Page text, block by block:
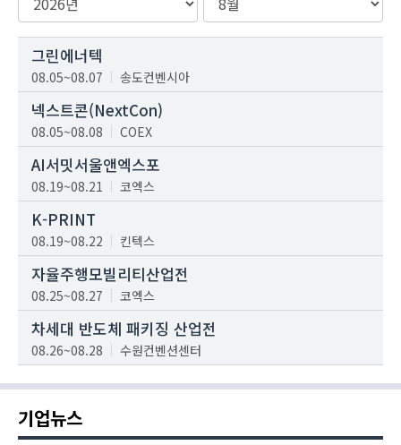
그린에너텍
08.05~08.07 송도컨벤시아
넥스트콘(NextCon)
08.05~08.08 COEX
AI서밋서울앤엑스포
08.19~08.21 코엑스
K-PRINT
08.19~08.22 킨텍스
자율주행모빌리티산업전
08.25~08.27 코엑스
차세대 반도체 패키징 산업전
08.26~08.28 수원컨벤션센터
기업뉴스